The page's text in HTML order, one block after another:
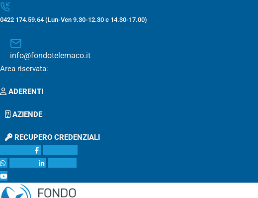
0422 174.59.64 (Lun-Ven 9.30-12.30 e 14.30-17.00)
info@fondotelemaco.it
Area riservata:
ADERENTI
AZIENDE
RECUPERO CREDENZIALI